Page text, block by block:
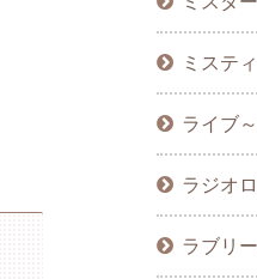
ミステ
ライブ
ラジオ
ラブリ